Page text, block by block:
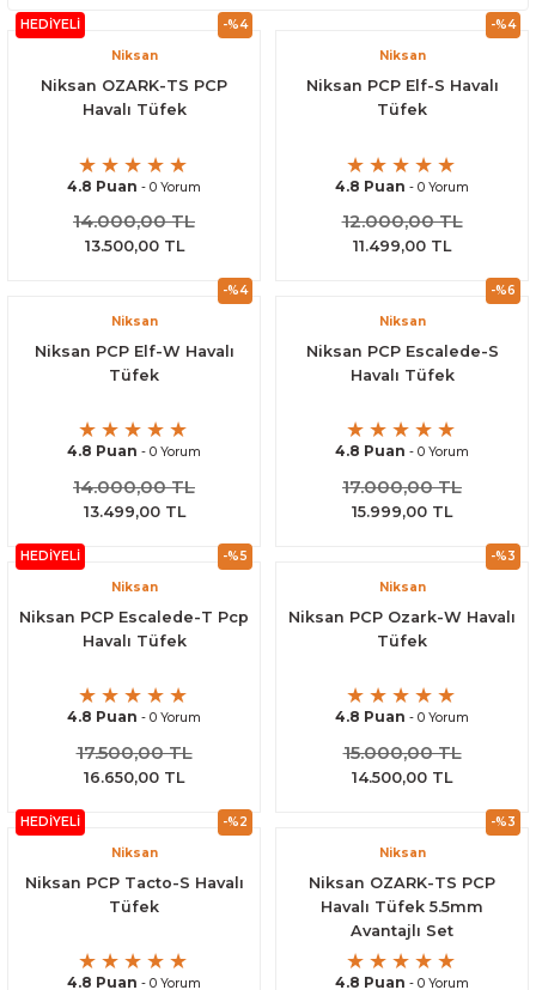
-%4
HEDİYELİ
Niksan
Niksan OZARK-TS PCP
Havalı Tüfek
4.8 Puan - 0 Yorum
14.000,00 TL
13.500,00 TL
-%4
Niksan
Niksan PCP Elf-S Havalı
Tüfek
4.8 Puan - 0 Yorum
12.000,00 TL
11.499,00 TL
-%4
Niksan
Niksan PCP Elf-W Havalı
Tüfek
4.8 Puan - 0 Yorum
14.000,00 TL
13.499,00 TL
-%6
Niksan
Niksan PCP Escalede-S
Havalı Tüfek
4.8 Puan - 0 Yorum
17.000,00 TL
15.999,00 TL
-%5
HEDİYELİ
Niksan
Niksan PCP Escalede-T Pcp
Havalı Tüfek
4.8 Puan - 0 Yorum
17.500,00 TL
16.650,00 TL
-%3
Niksan
Niksan PCP Ozark-W Havalı
Tüfek
4.8 Puan - 0 Yorum
15.000,00 TL
14.500,00 TL
-%2
HEDİYELİ
Niksan
Niksan PCP Tacto-S Havalı
Tüfek
4.8 Puan - 0 Yorum
-%3
Niksan
Niksan OZARK-TS PCP
Havalı Tüfek 5.5mm
Avantajlı Set
4.8 Puan - 0 Yorum